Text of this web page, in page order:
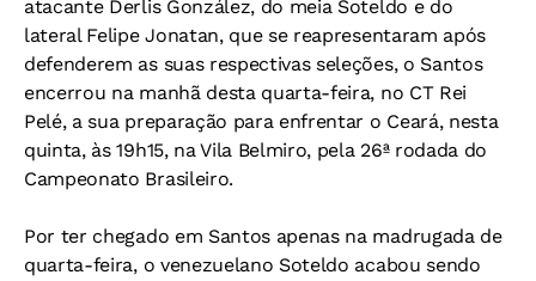
atacante Derlis González, do meia Soteldo e do
lateral Felipe Jonatan, que se reapresentaram após
defenderem as suas respectivas seleções, o Santos
encerrou na manhã desta quarta-feira, no CT Rei
Pelé, a sua preparação para enfrentar o Ceará, nesta
quinta, às 19h15, na Vila Belmiro, pela 26ª rodada do
Campeonato Brasileiro.
Por ter chegado em Santos apenas na madrugada de
quarta-feira, o venezuelano Soteldo acabou sendo